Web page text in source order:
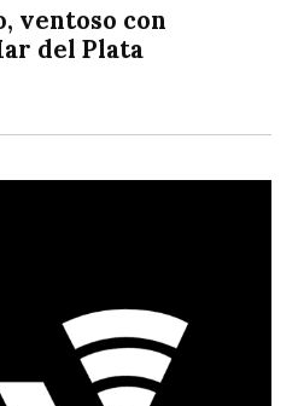
ventoso con
del Plata